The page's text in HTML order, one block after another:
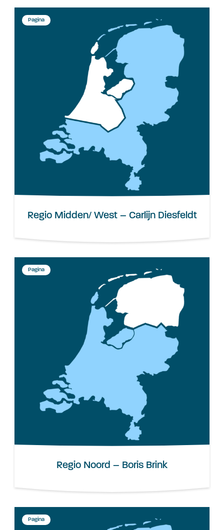
Pagina
Regio Midden/ West – Carlijn Diesfeldt
Pagina
Regio Noord – Boris Brink
Pagina